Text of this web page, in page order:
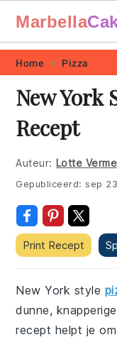
Skip
primary
navigation
Skip
main
content
Skip
primary
sidebar
Skip
footer
Marbella
Home Pizza
New York
Recept
Auteur: Lotte
Gepubliceerd:sep
Print Recept
New York style
dunne,
recept helpt je